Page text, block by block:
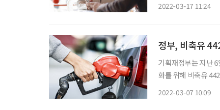
2022-03-17 11:24
정부, 비축유
기획재정부는 지난
화를 위해 비축유 442만 배
2022-03-07 10:09